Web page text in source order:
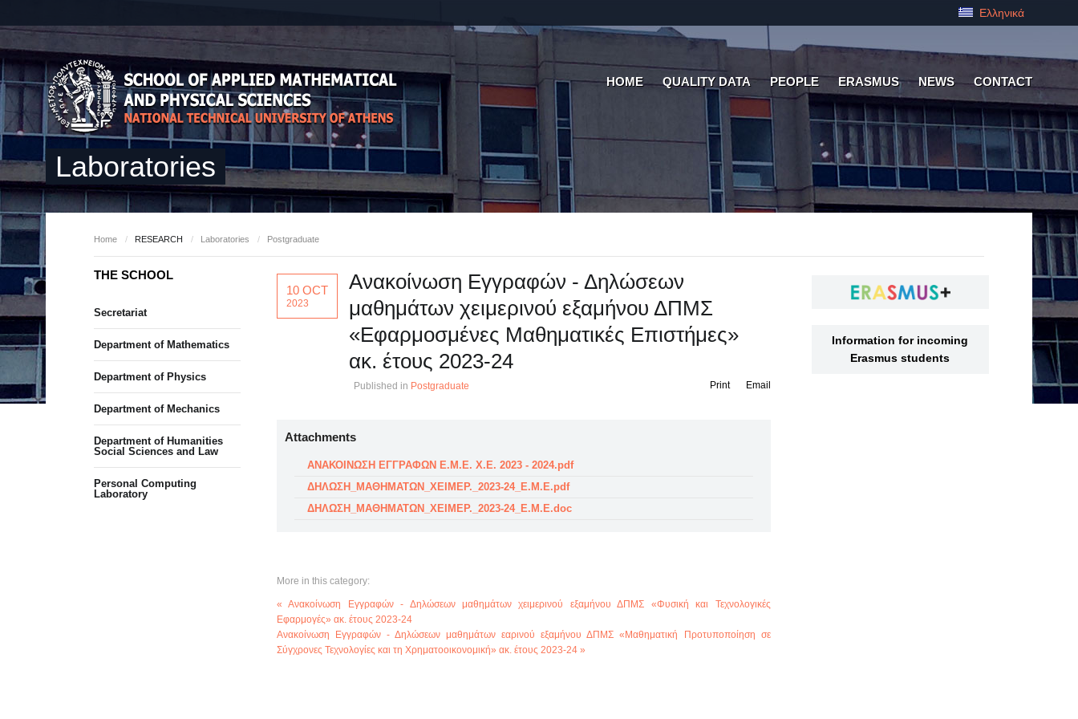
Ελληνικά
HOME QUALITY DATA PEOPLE ERASMUS NEWS CONTACT
Laboratories
Home / RESEARCH / Laboratories / Postgraduate
10 OCT
2023
Ανακοίνωση Εγγραφών - Δηλώσεων
μαθημάτων χειμερινού εξαμήνου ΔΠΜΣ
«Εφαρμοσμένες Μαθηματικές Επιστήμες»
ακ. έτους 2023-24
Published in Postgraduate Email
Print
Attachments
ΑΝΑΚΟΙΝΩΣΗ ΕΓΓΡΑΦΩΝ Ε.Μ.Ε. Χ.Ε. 2023 - 2024.pdf
ΔΗΛΩΣΗ_ΜΑΘΗΜΑΤΩΝ_ΧΕΙΜΕΡ._2023-24_Ε.Μ.Ε.pdf
ΔΗΛΩΣΗ_ΜΑΘΗΜΑΤΩΝ_ΧΕΙΜΕΡ._2023-24_Ε.Μ.Ε.doc
More in this category:
« Ανακοίνωση Εγγραφών - Δηλώσεων μαθημάτων χειμερινού εξαμήνου ΔΠΜΣ «Φυσική και Τεχνολογικές
Εφαρμογές» ακ. έτους 2023-24
Ανακοίνωση Εγγραφών - Δηλώσεων μαθημάτων εαρινού εξαμήνου ΔΠΜΣ «Μαθηματική Προτυποποίηση σε
Σύγχρονες Τεχνολογίες και τη Χρηματοοικονομική» ακ. έτους 2023-24 »
THE SCHOOL
Secretariat
Department of Mathematics
Department of Physics
Department of Mechanics
Department of Humanities
Social Sciences and Law
Personal Computing
Laboratory
Information for incoming
Erasmus students